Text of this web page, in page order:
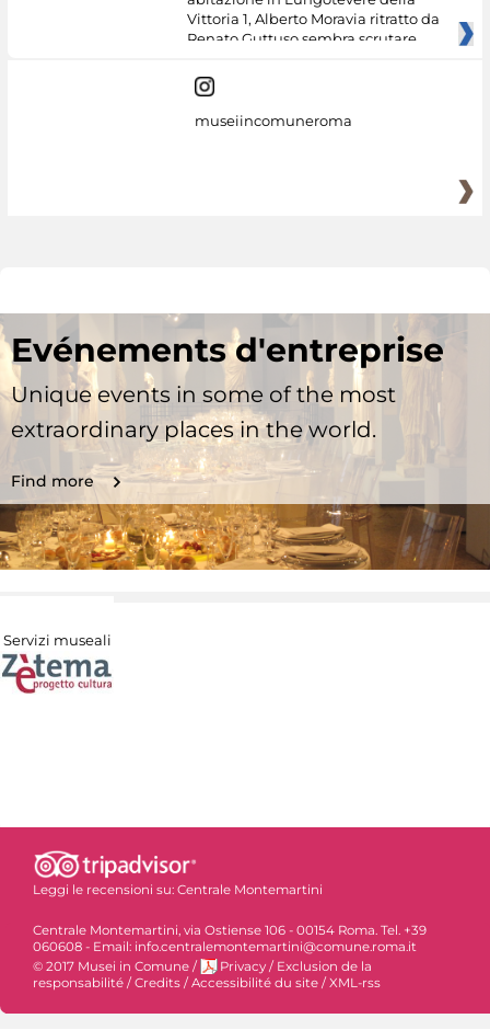
Vittoria 1, Alberto Moravia ritratto da
Renato Guttuso sembra scrutare
museiincomuneroma
Evénements d'entreprise
Unique events in some of the most
extraordinary places in the world.
Find more
Servizi museali
Leggi le recensioni su: Centrale Montemartini
Centrale Montemartini, via Ostiense 106 - 00154 Roma. Tel. +39
060608 - Email: info.centralemontemartini@comune.roma.it
© 2017 Musei in Comune / Privacy / Exclusion de la
responsabilité / Credits / Accessibilité du site / XML-rss